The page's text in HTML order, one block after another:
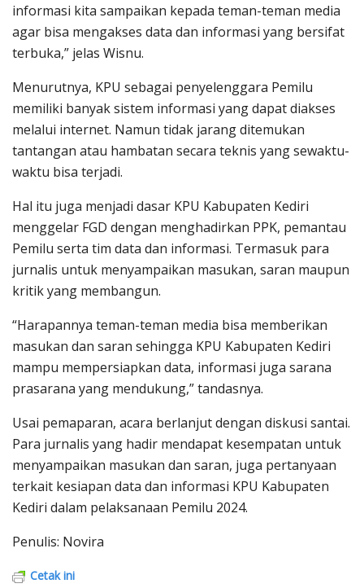
informasi kita sampaikan kepada teman-teman media
agar bisa mengakses data dan informasi yang bersifat
terbuka,” jelas Wisnu.
Menurutnya, KPU sebagai penyelenggara Pemilu
memiliki banyak sistem informasi yang dapat diakses
melalui internet. Namun tidak jarang ditemukan
tantangan atau hambatan secara teknis yang sewaktu-
waktu bisa terjadi.
Hal itu juga menjadi dasar KPU Kabupaten Kediri
menggelar FGD dengan menghadirkan PPK, pemantau
Pemilu serta tim data dan informasi. Termasuk para
jurnalis untuk menyampaikan masukan, saran maupun
kritik yang membangun.
“Harapannya teman-teman media bisa memberikan
masukan dan saran sehingga KPU Kabupaten Kediri
mampu mempersiapkan data, informasi juga sarana
prasarana yang mendukung,” tandasnya.
Usai pemaparan, acara berlanjut dengan diskusi santai.
Para jurnalis yang hadir mendapat kesempatan untuk
menyampaikan masukan dan saran, juga pertanyaan
terkait kesiapan data dan informasi KPU Kabupaten
Kediri dalam pelaksanaan Pemilu 2024.
Penulis: Novira
Cetak ini